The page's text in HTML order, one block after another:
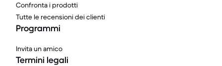
Confronta i prodotti
Tutte le recensioni dei clienti
Programmi
Invita un amico
Termini legali